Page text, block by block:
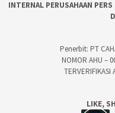
INTERNAL PERUSAHAAN PERS
Penerbit: PT
NOMOR AHU –
TERVERIFIKASI
LIKE,